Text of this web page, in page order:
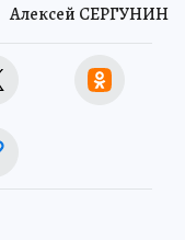
Алексей СЕРГУНИН